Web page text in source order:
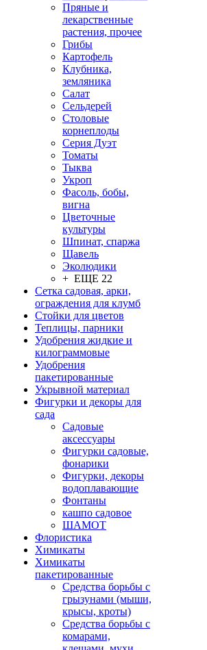
Пряные и
лекарственные
растения, прочее
Грибы
Картофель
Клубника,
земляника
Салат
Сельдерей
Столовые
корнеплоды
Серия Дуэт
Томаты
Тыква
Укроп
Фасоль, бобы,
вигна
Цветочные
культуры
Шпинат, спаржа
Щавель
Эколюдики
+ ЕЩЕ 22
Сетка садовая, арки,
ограждения для клумб
Стойки для цветов
Теплицы, парники
Удобрения жидкие и
килограммовые
Удобрения
пакетированные
Укрывной материал
Фигурки и декоры для
сада
Садовые
аксессуары
Фигурки садовые,
фонарики
Фигурки, декоры
водоплавающие
Фонтаны
кашпо садовое
ШАМОТ
Флористика
Химикаты
Химикаты
пакетированные
Средства борьбы с
грызунами (мыши,
крысы, кроты)
Средства борьбы с
комарами,